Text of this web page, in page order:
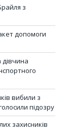
з
допомоги
дівчина
вибили з
підозру
захисників